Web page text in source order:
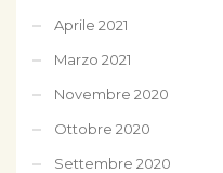
Aprile 2021
Marzo 2021
Novembre 2020
Ottobre 2020
Settembre 2020